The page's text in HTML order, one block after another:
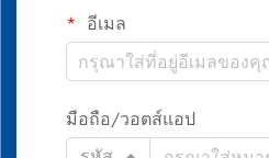
อีเมล
มือถือ/วอตส์แอป